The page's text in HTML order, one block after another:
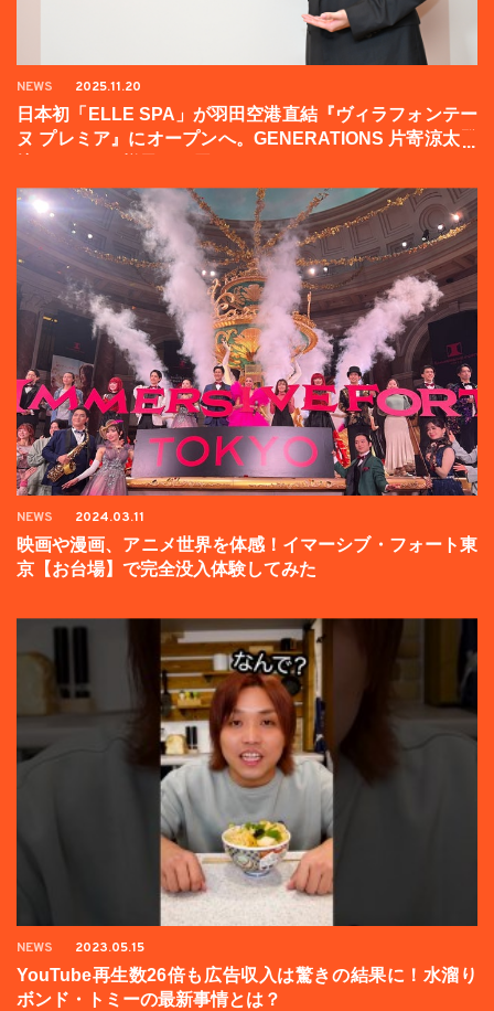
NEWS 2025.11.20
日本初「ELLE SPA」が羽田空港直結『ヴィラフォンテー
ヌ プレミア』にオープンへ。GENERATIONS 片寄涼太登
NEWS 2024.03.11
映画や漫画、アニメ世界を体感！イマーシブ・フォート東
京【お台場】で完全没入体験してみた
NEWS 2023.05.15
YouTube再生数26倍も広告収入は驚きの結果に！水溜り
ボンド・トミーの最新事情とは？